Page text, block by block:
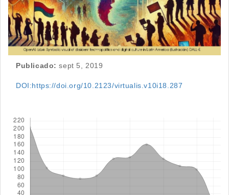
Publicado: sept 5, 2019
DOI:https://doi.org/10.2123/virtualis.v10i18.287